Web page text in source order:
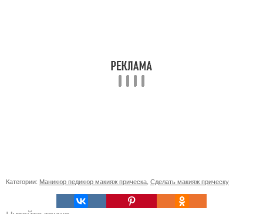
Категории: Маникюр педикюр макияж прическа Сделать макияж прическу